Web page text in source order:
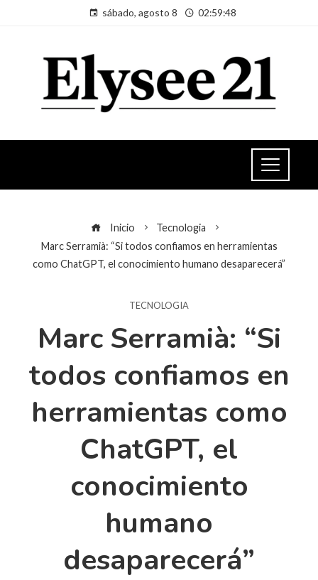
sábado, agosto 8 02:59:49
Inicio
Tecnologia
Marc Serramià: “Si todos confiamos en herramientas
como ChatGPT, el conocimiento humano desaparecerá”
TECNOLOGIA
Marc Serramià: “Si
todos confiamos en
herramientas como
ChatGPT, el
conocimiento
humano
desaparecerá”